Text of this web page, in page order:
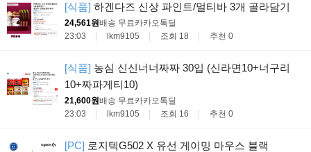
[식품] 하겐다즈 신상 파인트/멀티바 3개 골라담기
24,561원배송 무료카카오톡딜
23:03
lkm9105 조회 18 추천 0
[식품] 농심 신신너너짜짜 30입 (신라면10+너구리
10+짜파게티10)
21,600원배송 무료카카오톡딜
23:03
lkm9105 조회 16 추천 0
[PC] 로지텍G502 X 유선 게이밍 마우스 블랙